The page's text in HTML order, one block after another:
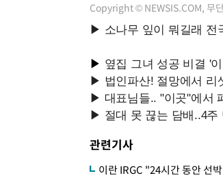
Copyright © NEWSIS.COM, 무
관련기사
이란 IRGC "24시간 동안 선